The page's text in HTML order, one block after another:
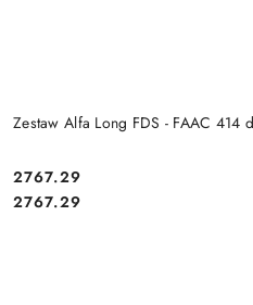
Zestaw Alfa Long FDS - FAAC 414
Cena:
2767.29
Cena:
2767.29